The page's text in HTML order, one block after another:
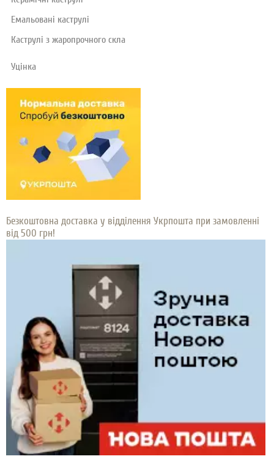
Емальовані каструлі
Каструлі з жаропрочного скла
Уцінка
Безкоштовна доставка у відділення Укрпошта при замовленні
від 500 грн!